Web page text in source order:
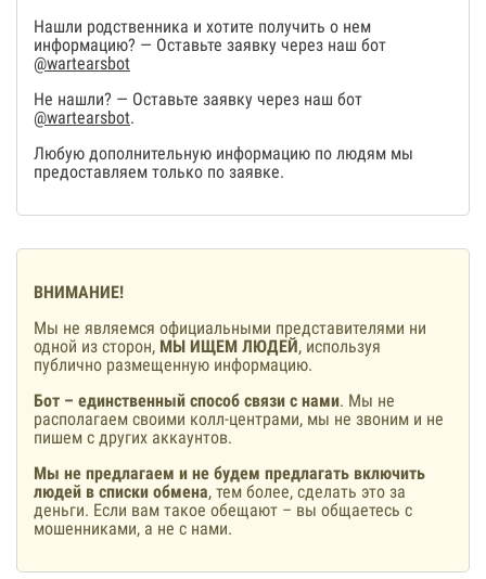
Нашли родственника и хотите получить о нем
информацию? — Оставьте заявку через наш бот
@wartearsbot
Не нашли? — Оставьте заявку через наш бот
@wartearsbot.
Любую дополнительную информацию по людям мы
предоставляем только по заявке.
ВНИМАНИЕ!
Мы не являемся официальными представителями ни
одной из сторон, МЫ ИЩЕМ ЛЮДЕЙ, используя
публично размещенную информацию.
Бот – единственный способ связи с нами. Мы не
располагаем своими колл-центрами, мы не звоним и не
пишем с других аккаунтов.
Мы не предлагаем и не будем предлагать включить
людей в списки обмена, тем более, сделать это за
деньги. Если вам такое обещают – вы общаетесь с
мошенниками, а не с нами.